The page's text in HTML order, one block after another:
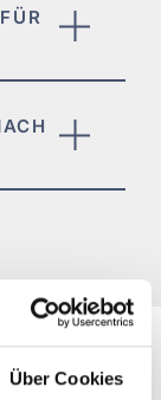
Über Cookies